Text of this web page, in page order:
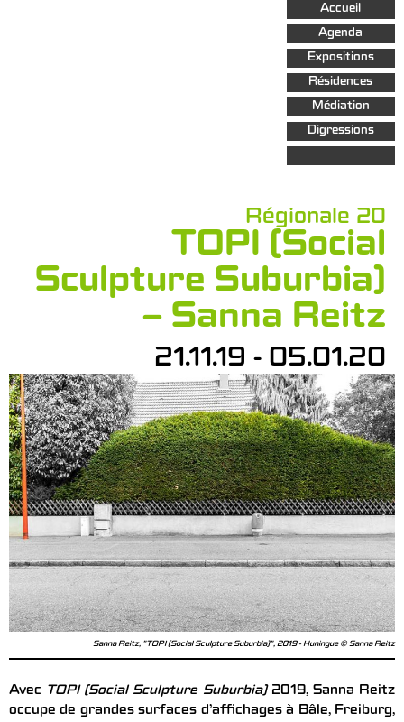
Aller au
contenu
principal
Accueil
Agenda
Expositions
Résidences
Médiation
Digressions
Régionale 20
TOPI (Social
Sculpture Suburbia)
– Sanna Reitz
21.11.19 - 05.01.20
Sanna Reitz, "TOPI (Social Sculpture Suburbia)", 2019 - Huningue © Sanna Reitz
Avec TOPI (Social Sculpture Suburbia)2019, Sanna Reitz
occupe de grandes surfaces d’affichages à Bâle, Freiburg,